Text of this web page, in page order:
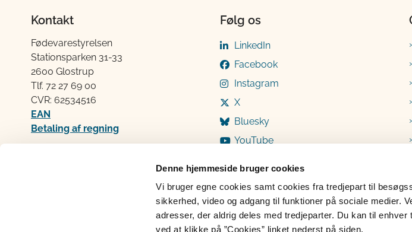
Denne hjemmeside bruger cookies
Vi bruger egne cookies samt cookies fra tredjepart til
sikkerhed, video og adgang til funktioner på sociale medier.
adresser, der aldrig deles med tredjeparter. Du kan til
ved at klikke på ”Cookies” linket nederst på siden.
Kontakt
Fødevarestyrelsen
Stationsparken 31-33
2600 Glostrup
Tlf. 72 2​​​7 69 00
CVR: 62534516
EAN
Betaling af regning
Følg os
LinkedIn
Facebook
Instagram
X
Bluesky
YouTube